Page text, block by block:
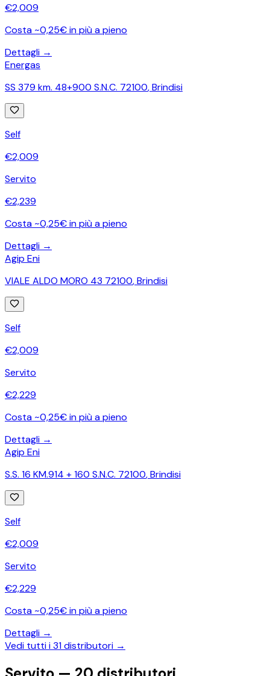
€2,009
Costa ~0,25€ in più a pieno
Dettagli →
Energas
SS 379 km. 48+900 S.N.C. 72100,Brindisi
Self
€2,009
Servito
€2,239
Costa ~0,25€ in più a pieno
Dettagli →
Agip Eni
VIALE ALDO MORO 43 72100,Brindisi
Self
€2,009
Servito
€2,229
Costa ~0,25€ in più a pieno
Dettagli →
Agip Eni
S.S. 16 KM.914 + 160 S.N.C. 72100,Brindisi
Self
€2,009
Servito
€2,229
Costa ~0,25€ in più a pieno
Dettagli →
Vedi tutti i31distributori →